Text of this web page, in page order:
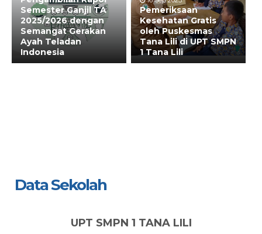
Semester Ganjil TA
2025/2026 dengan
Semangat Gerakan
Ayah Teladan
Indonesia
Pemeriksaan
Kesehatan Gratis
oleh Puskesmas
Tana Lili di UPT SMPN
1 Tana Lili
Data Sekolah
UPT SMPN 1 TANA LILI